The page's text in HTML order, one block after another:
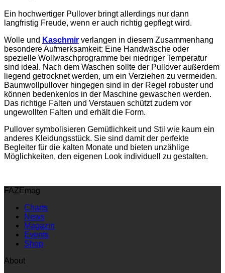
Ein hochwertiger Pullover bringt allerdings nur dann
langfristig Freude, wenn er auch richtig gepflegt wird.
Wolle und Kaschmir verlangen in diesem Zusammenhang
besondere Aufmerksamkeit: Eine Handwäsche oder
spezielle Wollwaschprogramme bei niedriger Temperatur
sind ideal. Nach dem Waschen sollte der Pullover außerdem
liegend getrocknet werden, um ein Verziehen zu vermeiden.
Baumwollpullover hingegen sind in der Regel robuster und
können bedenkenlos in der Maschine gewaschen werden.
Das richtige Falten und Verstauen schützt zudem vor
ungewollten Falten und erhält die Form.
Pullover symbolisieren Gemütlichkeit und Stil wie kaum ein
anderes Kleidungsstück. Sie sind damit der perfekte
Begleiter für die kalten Monate und bieten unzählige
Möglichkeiten, den eigenen Look individuell zu gestalten.
FAZEmag
Charts
News
Magazin
Events
Shop
About